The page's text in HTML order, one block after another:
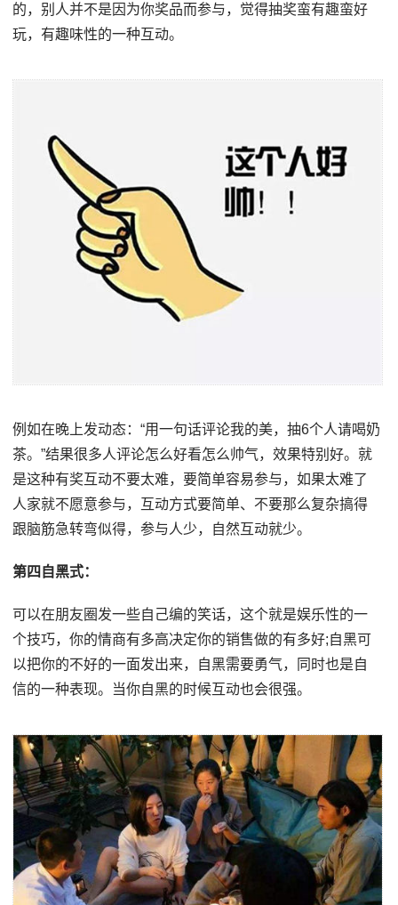
的，别人并不是因为你奖品而参与，觉得抽奖蛮有趣蛮好
玩，有趣味性的一种互动。
例如在晚上发动态：“用一句话评论我的美，抽6个人请喝奶
茶。”结果很多人评论怎么好看怎么帅气，效果特别好。就
是这种有奖互动不要太难，要简单容易参与，如果太难了
人家就不愿意参与，互动方式要简单、不要那么复杂搞得
跟脑筋急转弯似得，参与人少，自然互动就少。
第四自黑式：
可以在朋友圈发一些自己编的笑话，这个就是娱乐性的一
个技巧，你的情商有多高决定你的销售做的有多好;自黑可
以把你的不好的一面发出来，自黑需要勇气，同时也是自
信的一种表现。当你自黑的时候互动也会很强。